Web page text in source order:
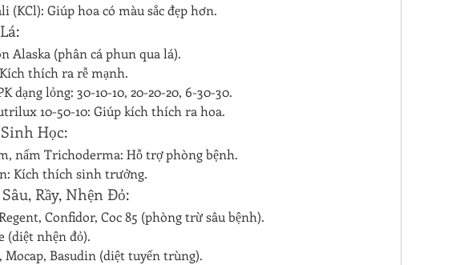
(KCl): Giúp hoa có màu sắc đẹp hơn.
Alaska (phân cá phun qua lá).
thích ra rễ mạnh.
dạng lỏng: 30-10-10, 20-20-20, 6-30-30.
10-50-10: Giúp kích thích ra hoa.
Học:
nấm Trichoderma: Hỗ trợ phòng bệnh.
Kích thích sinh trưởng.
Rầy, Nhện Đỏ:
Confidor, Coc 85 (phòng trừ sâu bệnh).
(diệt nhện đỏ).
Mocap, Basudin (diệt tuyến trùng).